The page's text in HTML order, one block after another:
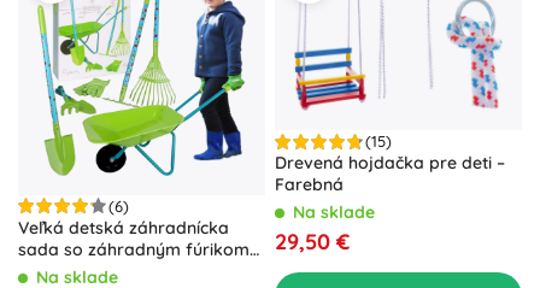
(6)
Veľká detská záhradnícka
sada so záhradným fúrikom
SMALL FOOT
Na sklade
(15)
Drevená hojdačka pre deti –
Farebná
Na sklade
29,50 €